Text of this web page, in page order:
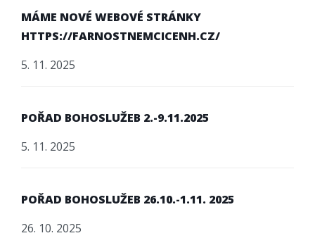
MÁME NOVÉ WEBOVÉ STRÁNKY
HTTPS://FARNOSTNEMCICENH.CZ/
5. 11. 2025
POŘAD BOHOSLUŽEB 2.-9.11.2025
5. 11. 2025
POŘAD BOHOSLUŽEB 26.10.-1.11. 2025
26. 10. 2025